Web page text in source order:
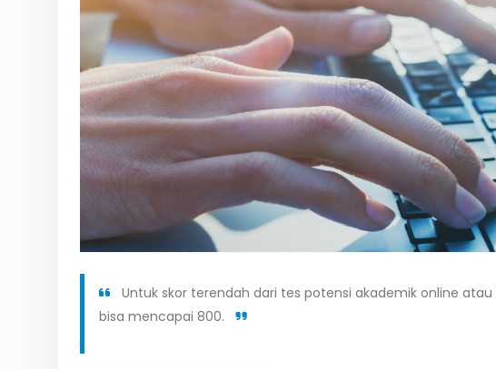
Untuk skor terendah dari tes potensi akademik online
bisa mencapai 800.